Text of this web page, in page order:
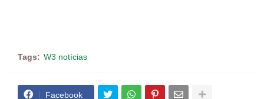
Tags: W3 notícias
Facebook